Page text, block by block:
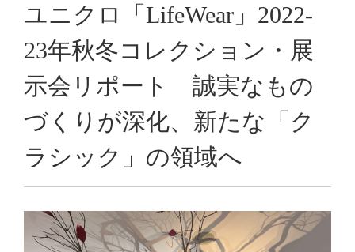
ユニクロ「LifeWear」2022-
23年秋冬コレクション・展
示会リポート 誠実なもの
づくりが深化、新たな「ク
ラシック」の領域へ